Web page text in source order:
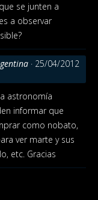
se junten a
a observar
· 25/04/2012
astronomía
informar que
como nobato,
ver marte y sus
etc. Gracias